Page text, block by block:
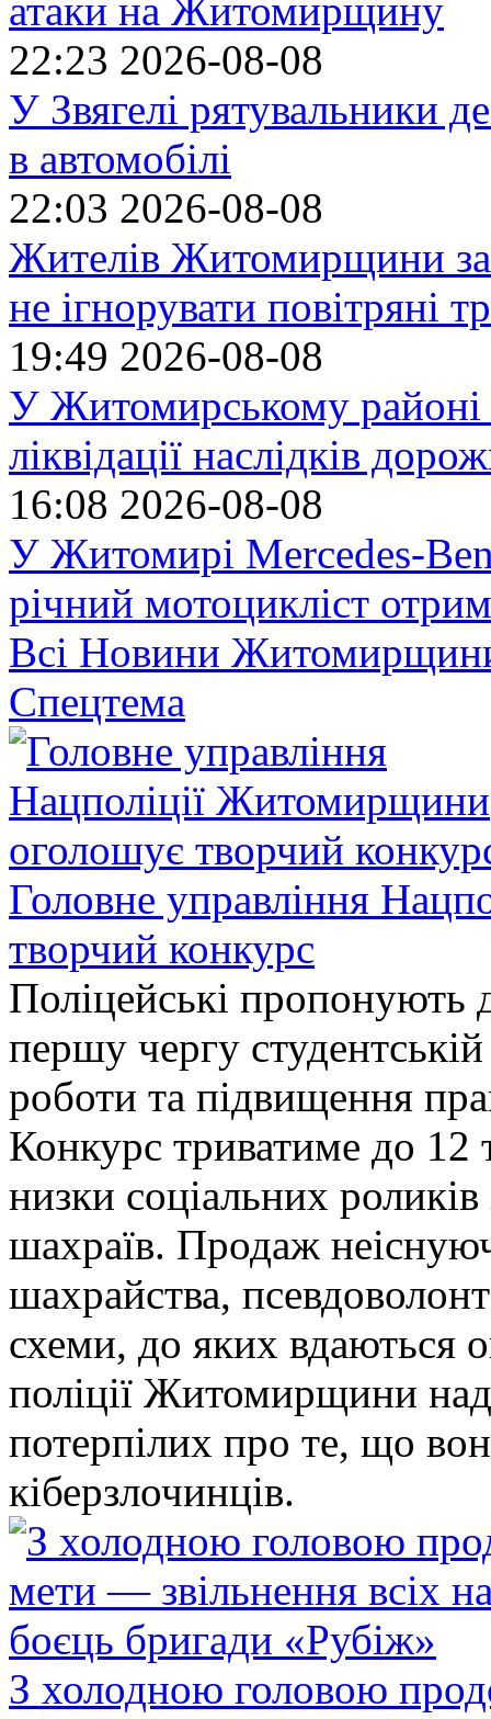
атаки на Житомирщину
22:23 2026-08-08
У Звягелі рятувальники
в автомобілі
22:03 2026-08-08
Жителів Житомирщини
не ігнорувати повітряні
19:49 2026-08-08
У Житомирському районі
ліквідації наслідків
16:08 2026-08-08
У Житомирі Mercedes-
річний мотоцикліст
Всі Новини
Спецтема
Головне управління
творчий конкурс
Поліцейські пропонують
першу чергу
роботи та підвищення
Конкурс триватиме до 12
низки соціальних
шахраїв. Продаж
шахрайства,
схеми, до яких
поліції Житомирщини
потерпілих про те, що
кіберзлочинців.
З холодною головою